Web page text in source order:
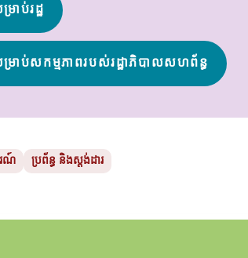
ាប់រដ្ឋ
ាប់សកម្មភាពរបស់រដ្ឋាភិបាលសហព័ន្ធ
រណ៍ ប្រព័ន្ធ និងស្តង់ដារ